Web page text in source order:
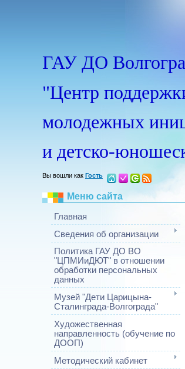
ГАУ ДО
"Центр
молодежных
и детско-
Вы вошли как Гость
Меню сайта
Главная
Сведения об организации
Политика ГАУ ДО ВО
"ЦПМИиДЮТ" в отношении
обработки персональных
данных
Музей "Дети Царицына-
Сталинграда-Волгограда"
Художественная
направленность (обучение по
ДООП)
Методический кабинет